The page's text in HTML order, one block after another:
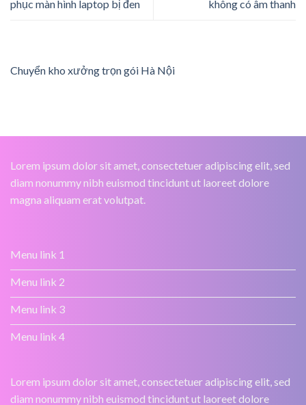
phục màn hình laptop bị đen
không có âm thanh
Chuyển kho xưởng trọn gói Hà Nội
Lorem ipsum dolor sit amet, consectetuer adipiscing elit, sed
diam nonummy nibh euismod tincidunt ut laoreet dolore
magna aliquam erat volutpat.
Menu link 1
Menu link 2
Menu link 3
Menu link 4
Lorem ipsum dolor sit amet, consectetuer adipiscing elit, sed
diam nonummy nibh euismod tincidunt ut laoreet dolore